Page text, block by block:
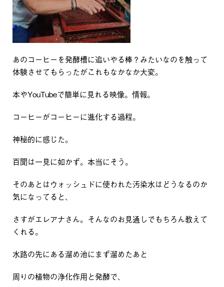
あのコーヒーを発酵槽に追いやる棒？みたいなのを触って
体験させてもらったがこれもなかなか大変。
本やYouTubeで簡単に見れる映像。情報。
コーヒーがコーヒーに進化する過程。
神秘的に感じた。
百聞は一見に如かず。本当にそう。
そのあとはウォッシュドに使われた汚染水はどうなるのか
気になってると、
さすがエレアナさん。そんなのお見通しでもちろん教えて
くれる。
水路の先にある溜め池にまず溜めたあと
周りの植物の浄化作用と発酵で、